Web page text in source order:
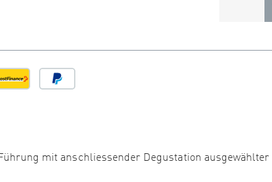
mit anschliessender Degustation ausgewählter